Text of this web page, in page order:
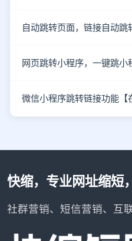
自动跳转页面，链接自动跳
网页跳转小程序，一键跳小
微信小程序跳转链接功能【
快缩，专业网址缩短
社群营销、短信营销、互